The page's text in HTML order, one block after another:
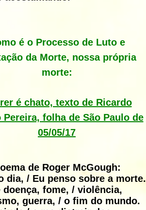
é o Processo de Luto e
da Morte, nossa própria
morte:
é chato, texto de Ricardo
Pereira, folha de São Paulo de
05/05/17
de Roger McGough:
dia, / Eu penso sobre a morte.
doença, fome, / violência,
guerra, / o fim do mundo.